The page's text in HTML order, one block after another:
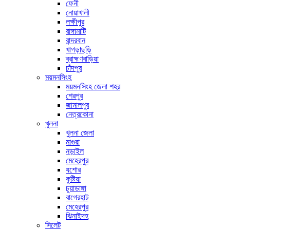
ফেনী
নোয়াখালী
লক্ষীপুর
রাঙ্গামাটি
বান্দরবান
খাগড়াছড়ি
ব্রাহ্মণবাড়িয়া
চাঁদপুর
ময়মনসিংহ
ময়মনসিংহ জেলা শহর
শেরপুর
জামালপুর
নেত্রকোনা
খুলনা
খুলনা জেলা
মাগুরা
নড়াইল
মেহেরপুর
যশোর
কুষ্টিয়া
চুয়াডাঙ্গা
বাগেরহাট
মেহেরপুর
ঝিনাইদহ
সিলেট